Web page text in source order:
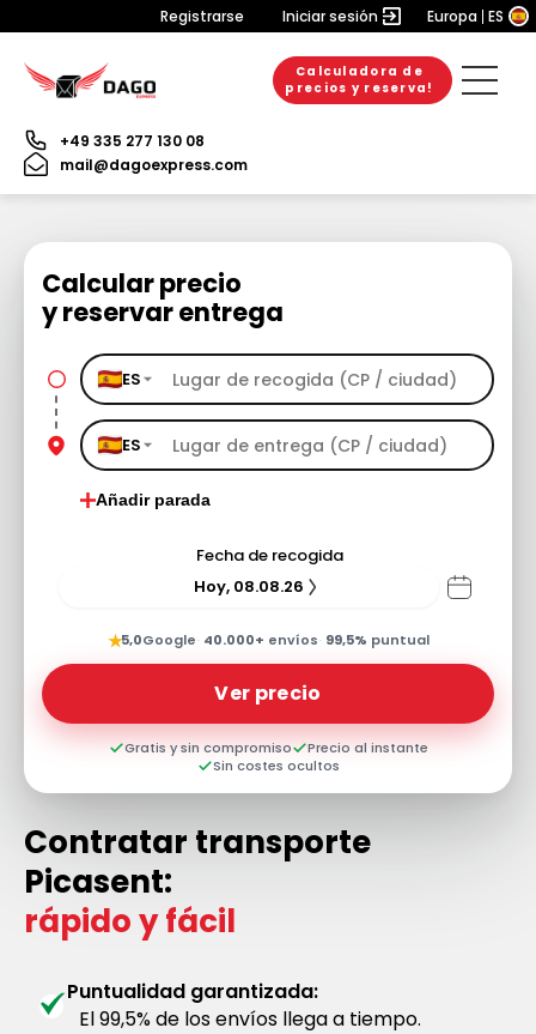
Registrarse Iniciar sesión Europa ES
Calculadora de
precios y reserva!
+49 335 277 130 08
mail@dagoexpress.com
Calcular precio
y reservar entrega
ES
ES
Añadir parada
Fecha de recogida
Hoy, 08.08.26
★5,0Google· 40.000+ envíos· 99,5% puntual
Ver precio
Gratis y sin compromiso
Precio al instante
Sin costes ocultos
Contratar transporte
Picasent:
rápido y fácil
Puntualidad garantizada:
El 99,5% de los envíos llega a tiempo.